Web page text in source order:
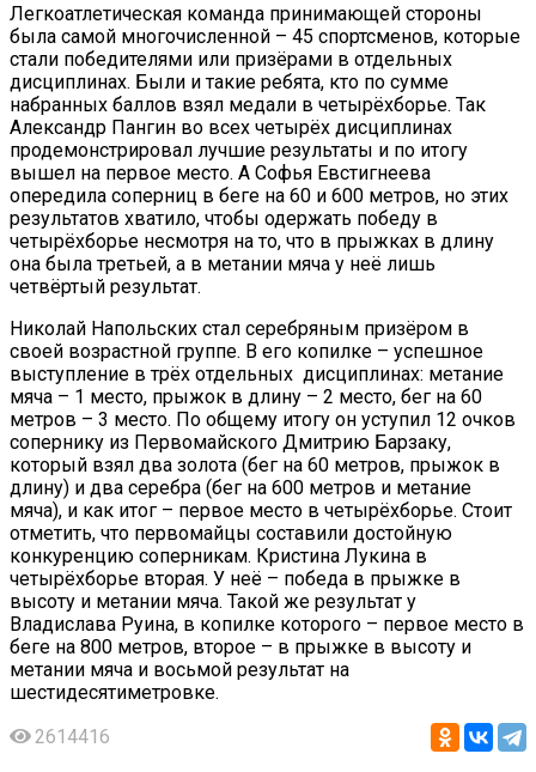
Легкоатлетическая команда принимающей стороны
была самой многочисленной – 45 спортсменов, которые
стали победителями или призёрами в отдельных
дисциплинах. Были и такие ребята, кто по сумме
набранных баллов взял медали в четырёхборье. Так
Александр Пангин во всех четырёх дисциплинах
продемонстрировал лучшие результаты и по итогу
вышел на первое место. А Софья Евстигнеева
опередила соперниц в беге на 60 и 600 метров, но этих
результатов хватило, чтобы одержать победу в
четырёхборье несмотря на то, что в прыжках в длину
она была третьей, а в метании мяча у неё лишь
четвёртый результат.
Николай Напольских стал серебряным призёром в
своей возрастной группе. В его копилке – успешное
выступление в трёх отдельных дисциплинах: метание
мяча – 1 место, прыжок в длину – 2 место, бег на 60
метров – 3 место. По общему итогу он уступил 12 очков
сопернику из Первомайского Дмитрию Барзаку,
который взял два золота (бег на 60 метров, прыжок в
длину) и два серебра (бег на 600 метров и метание
мяча), и как итог – первое место в четырёхборье. Стоит
отметить, что первомайцы составили достойную
конкуренцию соперникам. Кристина Лукина в
четырёхборье вторая. У неё – победа в прыжке в
высоту и метании мяча. Такой же результат у
Владислава Руина, в копилке которого – первое место в
беге на 800 метров, второе – в прыжке в высоту и
метании мяча и восьмой результат на
шестидесятиметровке.
2614416